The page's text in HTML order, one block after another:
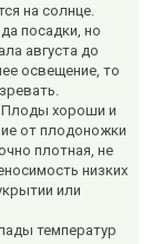
на солнце.
посадки, но
августа до
освещение, то
Плоды хороши и
от плодоножки
плотная, не
низких
или
температур